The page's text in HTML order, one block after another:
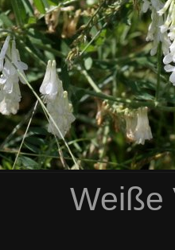
Weiße